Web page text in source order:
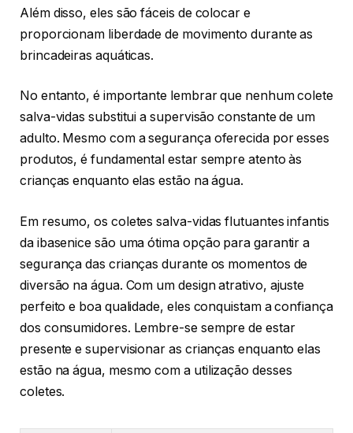
Além disso, eles são fáceis de colocar e
proporcionam liberdade de movimento durante as
brincadeiras aquáticas.
No entanto, é importante lembrar que nenhum colete
salva-vidas substitui a supervisão constante de um
adulto. Mesmo com a segurança oferecida por esses
produtos, é fundamental estar sempre atento às
crianças enquanto elas estão na água.
Em resumo, os coletes salva-vidas flutuantes infantis
da ibasenice são uma ótima opção para garantir a
segurança das crianças durante os momentos de
diversão na água. Com um design atrativo, ajuste
perfeito e boa qualidade, eles conquistam a confiança
dos consumidores. Lembre-se sempre de estar
presente e supervisionar as crianças enquanto elas
estão na água, mesmo com a utilização desses
coletes.